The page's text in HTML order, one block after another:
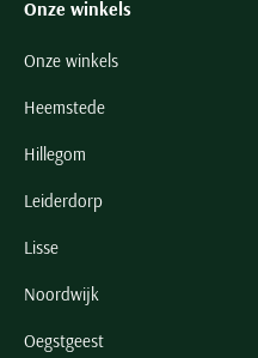
Onze winkels
Onze winkels
Heemstede
Hillegom
Leiderdorp
Lisse
Noordwijk
Oegstgeest